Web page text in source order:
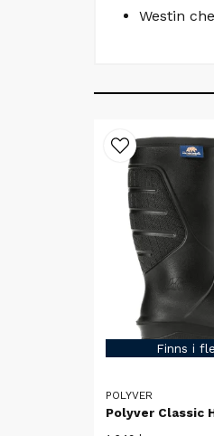
Westin
Finns i
POLYVER
Polyver Classic